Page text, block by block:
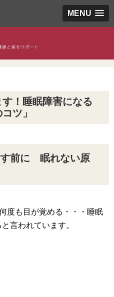
MENU
！睡眠障害になる
ツ」
前に 眠れない原
度も目が覚める・・・睡眠
言われています。